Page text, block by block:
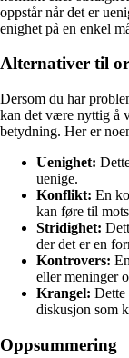
oppstår når det er
enighet på en enkel
Alternativer til
Dersom du har
kan det være nyttig å
betydning. Her er
Uenighet:
uenige.
Konflikt: En
kan føre til
Stridighet:
der det er en
Kontrovers:
eller meninger
Krangel: Dette
diskusjon som
Oppsummering